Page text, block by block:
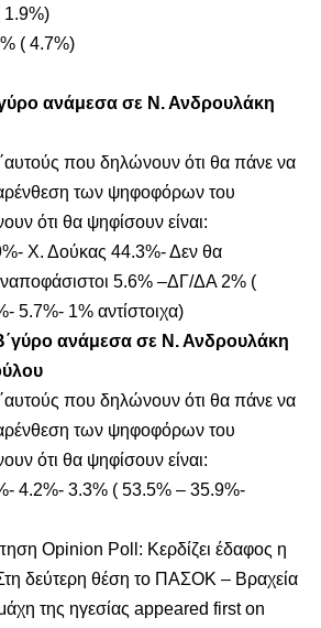
1.9%)
( 4.7%)
ανάμεσα σε Ν. Ανδρουλάκη
που δηλώνουν ότι θα πάνε να
των ψηφοφόρων του
ότι θα ψηφίσουν είναι:
Χ. Δούκας 44.3%- Δεν θα
5.6% –ΔΓ/ΔΑ 2% (
5.7%- 1% αντίστοιχα)
ανάμεσα σε Ν. Ανδρουλάκη
που δηλώνουν ότι θα πάνε να
των ψηφοφόρων του
ότι θα ψηφίσουν είναι:
4.2%- 3.3% ( 53.5% – 35.9%-
Opinion Poll: Κερδίζει έδαφος η
δεύτερη θέση το ΠΑΣΟΚ – Βραχεία
της ηγεσίας appeared first on